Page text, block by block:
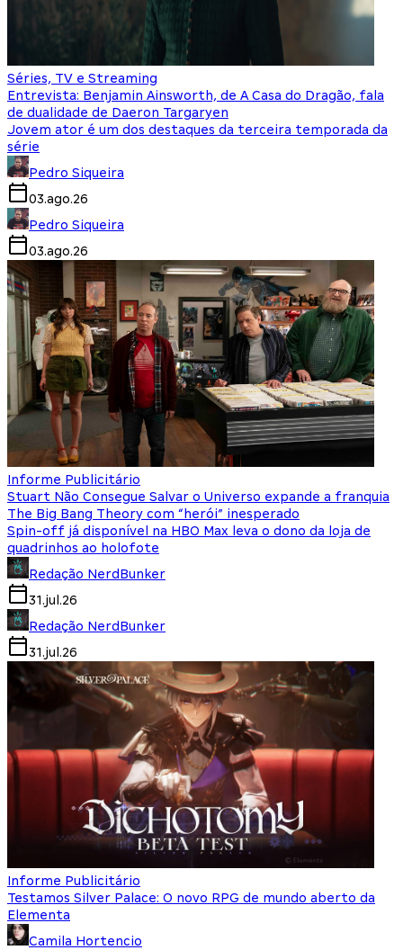
Séries, TV e Streaming
Entrevista: Benjamin Ainsworth, de A Casa do Dragão, fala
de dualidade de Daeron Targaryen
Jovem ator é um dos destaques da terceira temporada da
série
Pedro Siqueira
03.ago.26
Pedro Siqueira
03.ago.26
Informe Publicitário
Stuart Não Consegue Salvar o Universo expande a franquia
The Big Bang Theory com “herói” inesperado
Spin-off já disponível na HBO Max leva o dono da loja de
quadrinhos ao holofote
Redação NerdBunker
31.jul.26
Redação NerdBunker
31.jul.26
Informe Publicitário
Testamos Silver Palace: O novo RPG de mundo aberto da
Elementa
Camila Hortencio